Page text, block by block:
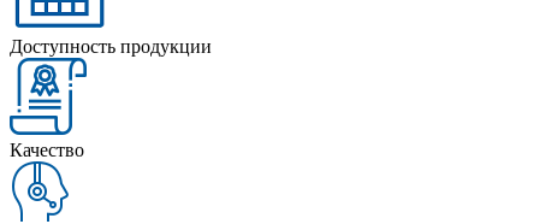
Доступность продукции
Качество